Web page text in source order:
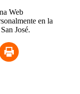
Web
en la
José.